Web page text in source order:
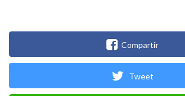
Compartir
Tweet